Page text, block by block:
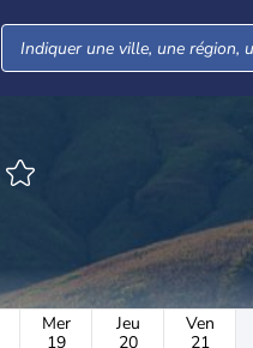
Mer
19
Jeu
20
Ven
21